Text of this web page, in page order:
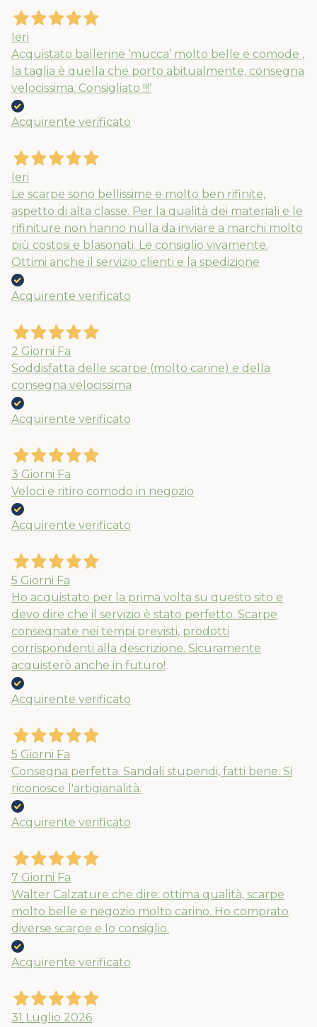
Ieri
Acquistato ballerine ‘mucca’ molto belle e comode ,
la taglia è quella che porto abitualmente, consegna
velocissima. Consigliato !!!’
Acquirente verificato
Ieri
Le scarpe sono bellissime e molto ben rifinite,
aspetto di alta classe. Per la qualità dei materiali e le
rifiniture non hanno nulla da inviare a marchi molto
più costosi e blasonati. Le consiglio vivamente.
Ottimi anche il servizio clienti e la spedizione
Acquirente verificato
2 Giorni Fa
Soddisfatta delle scarpe (molto carine) e della
consegna velocissima
Acquirente verificato
3 Giorni Fa
Veloci e ritiro comodo in negozio
Acquirente verificato
5 Giorni Fa
Ho acquistato per la prima volta su questo sito e
devo dire che il servizio è stato perfetto. Scarpe
consegnate nei tempi previsti, prodotti
corrispondenti alla descrizione. Sicuramente
acquisterò anche in futuro!
Acquirente verificato
5 Giorni Fa
Consegna perfetta. Sandali stupendi, fatti bene. Si
riconosce l'artigianalità.
Acquirente verificato
7 Giorni Fa
Walter Calzature che dire: ottima qualità, scarpe
molto belle e negozio molto carino. Ho comprato
diverse scarpe e lo consiglio.
Acquirente verificato
31 Luglio 2026
Nuovi ribassi fino al 70%
Spedizioni garantite prima della
APPROFITTANE ORA